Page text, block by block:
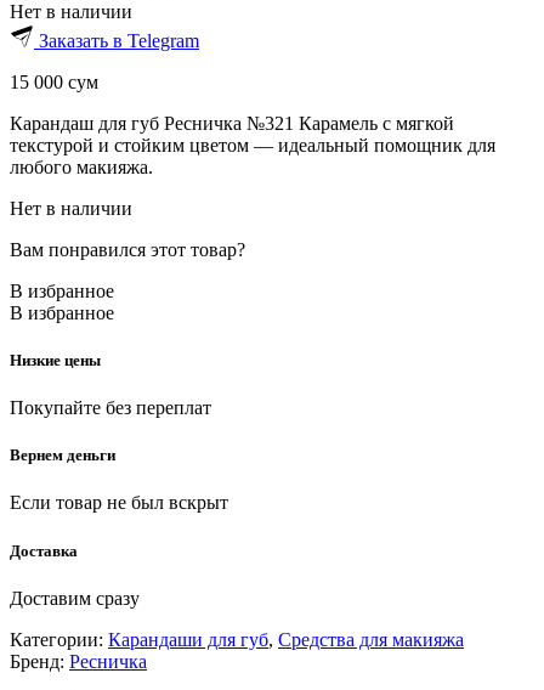
Нет в наличии
Заказать в Telegram
15 000 сум
Карандаш для губ Ресничка №321 Карамель с мягкой
текстурой и стойким цветом — идеальный помощник для
любого макияжа.
Нет в наличии
Вам понравился этот товар?
В избранное
В избранное
Низкие цены
Покупайте без переплат
Вернем деньги
Если товар не был вскрыт
Доставка
Доставим сразу
Категории: Карандаши для губ, Средства для макияжа
Бренд: Ресничка